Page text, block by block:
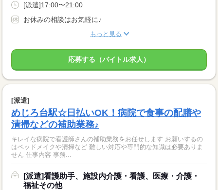
[派遣]17:00〜21:00
お休みの相談はお気軽に♪
もっと見る
応募する（バイトル求人）
[派遣]
めじろ台駅☆日払いOK！病院で食事の配膳や
清掃などの補助業務♪
キレイな病院で看護師さんの補助業務をお任せします お願いするの
はベッドメイクや清掃など 難しい対応や専門的な知識は必要ありま
せん 仕事内容 事務...
[派遣]看護助手、施設内介護・看護、医療・介護・
福祉その他